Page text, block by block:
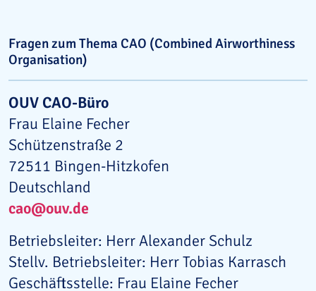
Fragen zum Thema CAO (Combined Airworthiness
Organisation)
OUV CAO-Büro
Frau Elaine Fecher
Schützenstraße 2
72511 Bingen-Hitzkofen
Deutschland
cao@ouv.de
Betriebsleiter: Herr Alexander Schulz
Stellv. Betriebsleiter: Herr Tobias Karrasch
Geschäftsstelle: Frau Elaine Fecher